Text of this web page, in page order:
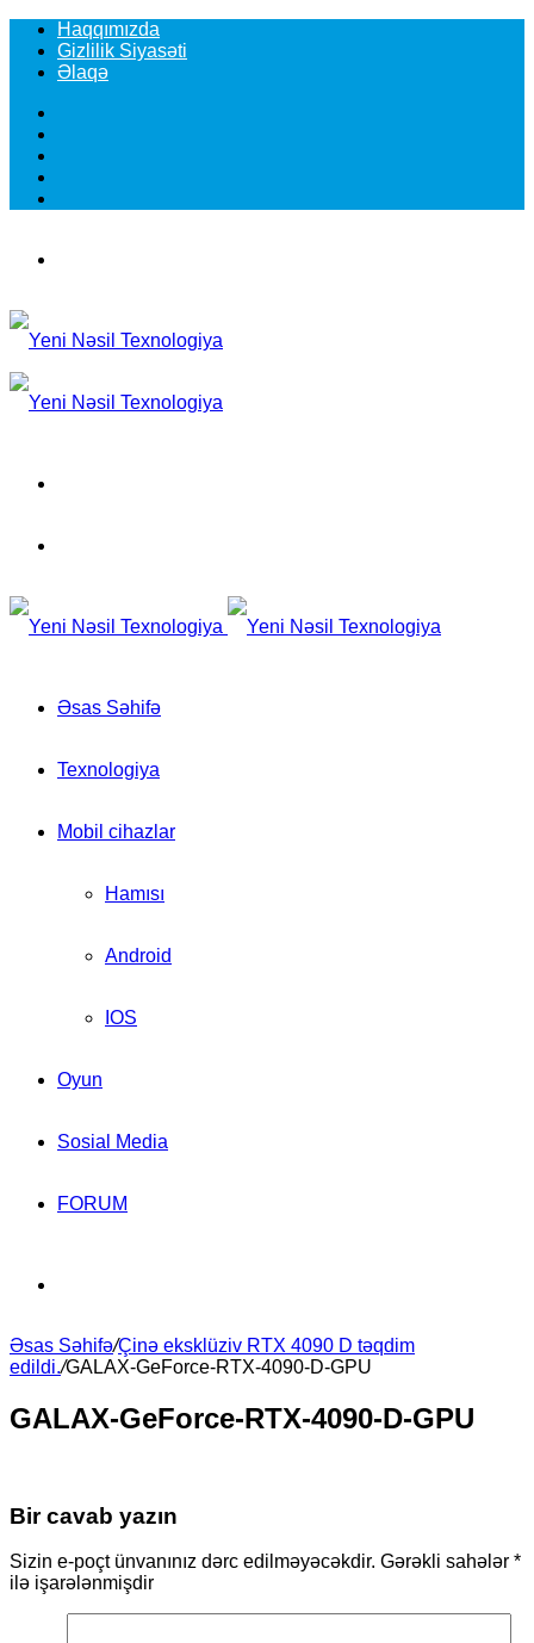
Haqqımızda
Gizlilik Siyasəti
Əlaqə
Əsas Səhifə
Texnologiya
Mobil cihazlar
Hamısı
Android
IOS
Oyun
Sosial Media
FORUM
for
Əsas Səhifə/Çinə eksklüziv RTX 4090 D təqdim
edildi./GALAX-GeForce-RTX-4090-D-GPU
GALAX-GeForce-RTX-4090-D-GPU
Bir cavab yazın
Sizin e-poçt ünvanınız dərc edilməyəcəkdir. Gərəkli sahələr *
ilə işarələnmişdir